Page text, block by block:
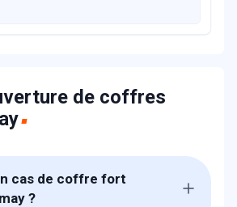
de coffres
cas de coffre fort
?